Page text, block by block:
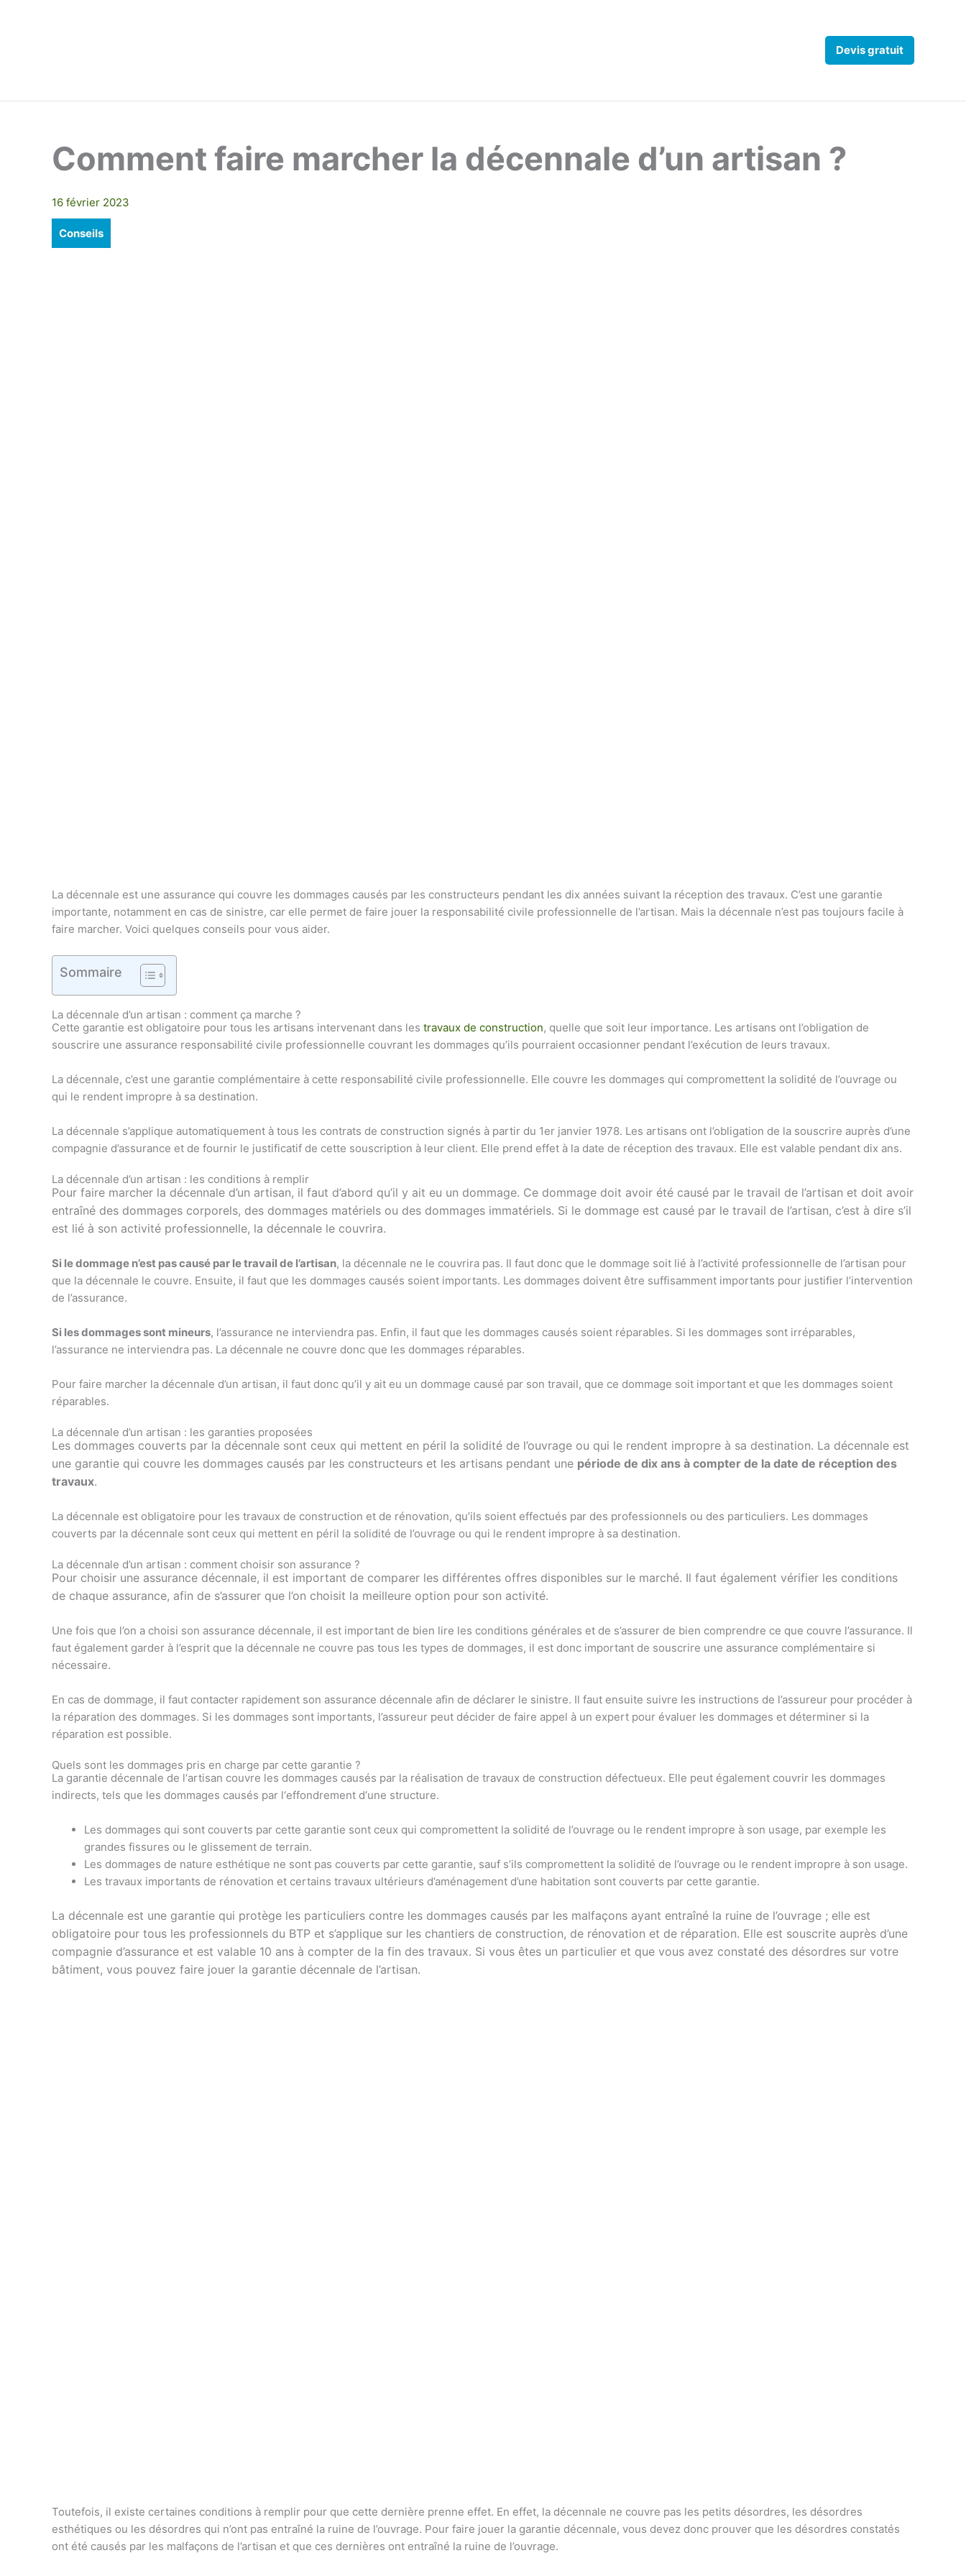
Devis gratuit
Comment faire marcher la décennale d’un artisan ?
16 février 2023
Conseils
La décennale est une assurance qui couvre les dommages causés par les constructeurs pendant les dix années suivant la réception des travaux. C’est une garantie
importante, notamment en cas de sinistre, car elle permet de faire jouer la responsabilité civile professionnelle de l’artisan. Mais la décennale n’est pas toujours facile à
faire marcher. Voici quelques conseils pour vous aider.
Sommaire
La décennale d’un artisan : comment ça marche ?
Cette garantie est obligatoire pour tous les artisans intervenant dans les travaux de construction, quelle que soit leur importance. Les artisans ont l’obligation de
souscrire une assurance responsabilité civile professionnelle couvrant les dommages qu’ils pourraient occasionner pendant l’exécution de leurs travaux.
La décennale, c’est une garantie complémentaire à cette responsabilité civile professionnelle. Elle couvre les dommages qui compromettent la solidité de l’ouvrage ou
qui le rendent impropre à sa destination.
La décennale s’applique automatiquement à tous les contrats de construction signés à partir du 1er janvier 1978. Les artisans ont l’obligation de la souscrire auprès d’une
compagnie d’assurance et de fournir le justificatif de cette souscription à leur client. Elle prend effet à la date de réception des travaux. Elle est valable pendant dix ans.
La décennale d’un artisan : les conditions à remplir
Pour faire marcher la décennale d’un artisan, il faut d’abord qu’il y ait eu un dommage. Ce dommage doit avoir été causé par le travail de l’artisan et doit avoir
entraîné des dommages corporels, des dommages matériels ou des dommages immatériels. Si le dommage est causé par le travail de l’artisan, c’est à dire s’il
est lié à son activité professionnelle, la décennale le couvrira.
Si le dommage n’est pas causé par le travail de l’artisan, la décennale ne le couvrira pas. Il faut donc que le dommage soit lié à l’activité professionnelle de l’artisan pour
que la décennale le couvre. Ensuite, il faut que les dommages causés soient importants. Les dommages doivent être suffisamment importants pour justifier l’intervention
de l’assurance.
Si les dommages sont mineurs, l’assurance ne interviendra pas. Enfin, il faut que les dommages causés soient réparables. Si les dommages sont irréparables,
l’assurance ne interviendra pas. La décennale ne couvre donc que les dommages réparables.
Pour faire marcher la décennale d’un artisan, il faut donc qu’il y ait eu un dommage causé par son travail, que ce dommage soit important et que les dommages soient
réparables.
La décennale d’un artisan : les garanties proposées
Les dommages couverts par la décennale sont ceux qui mettent en péril la solidité de l’ouvrage ou qui le rendent impropre à sa destination. La décennale est
une garantie qui couvre les dommages causés par les constructeurs et les artisans pendant une période de dix ans à compter de la date de réception des
travaux.
La décennale est obligatoire pour les travaux de construction et de rénovation, qu’ils soient effectués par des professionnels ou des particuliers. Les dommages
couverts par la décennale sont ceux qui mettent en péril la solidité de l’ouvrage ou qui le rendent impropre à sa destination.
La décennale d’un artisan : comment choisir son assurance ?
Pour choisir une assurance décennale, il est important de comparer les différentes offres disponibles sur le marché. Il faut également vérifier les conditions
de chaque assurance, afin de s’assurer que l’on choisit la meilleure option pour son activité.
Une fois que l’on a choisi son assurance décennale, il est important de bien lire les conditions générales et de s’assurer de bien comprendre ce que couvre l’assurance. Il
faut également garder à l’esprit que la décennale ne couvre pas tous les types de dommages, il est donc important de souscrire une assurance complémentaire si
nécessaire.
En cas de dommage, il faut contacter rapidement son assurance décennale afin de déclarer le sinistre. Il faut ensuite suivre les instructions de l’assureur pour procéder à
la réparation des dommages. Si les dommages sont importants, l’assureur peut décider de faire appel à un expert pour évaluer les dommages et déterminer si la
réparation est possible.
Quels sont les dommages pris en charge par cette garantie ?
La garantie décennale de l‘artisan couvre les dommages causés par la réalisation de travaux de construction défectueux. Elle peut également couvrir les dommages
indirects, tels que les dommages causés par l‘effondrement d‘une structure.
Les dommages qui sont couverts par cette garantie sont ceux qui compromettent la solidité de l’ouvrage ou le rendent impropre à son usage, par exemple les
grandes fissures ou le glissement de terrain.
Les dommages de nature esthétique ne sont pas couverts par cette garantie, sauf s’ils compromettent la solidité de l’ouvrage ou le rendent impropre à son usage.
Les travaux importants de rénovation et certains travaux ultérieurs d’aménagement d’une habitation sont couverts par cette garantie.
La décennale est une garantie qui protège les particuliers contre les dommages causés par les malfaçons ayant entraîné la ruine de l’ouvrage ; elle est
obligatoire pour tous les professionnels du BTP et s’applique sur les chantiers de construction, de rénovation et de réparation. Elle est souscrite auprès d’une
compagnie d’assurance et est valable 10 ans à compter de la fin des travaux. Si vous êtes un particulier et que vous avez constaté des désordres sur votre
bâtiment, vous pouvez faire jouer la garantie décennale de l’artisan.
Toutefois, il existe certaines conditions à remplir pour que cette dernière prenne effet. En effet, la décennale ne couvre pas les petits désordres, les désordres
esthétiques ou les désordres qui n’ont pas entraîné la ruine de l’ouvrage. Pour faire jouer la garantie décennale, vous devez donc prouver que les désordres constatés
ont été causés par les malfaçons de l’artisan et que ces dernières ont entraîné la ruine de l’ouvrage.